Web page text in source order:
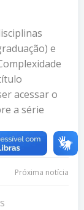
e
acessar o
a série
.
Próxima notícia